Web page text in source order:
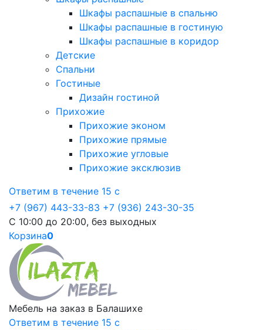
Шкафы распашные в спальню
Шкафы распашные в гостиную
Шкафы распашные в коридор
Детские
Спальни
Гостиные
Дизайн гостиной
Прихожие
Прихожие эконом
Прихожие прямые
Прихожие угловые
Прихожие эксклюзив
Ответим в течение 15 с
+7 (967) 443-33-83 +7 (936) 243-30-35
С 10:00 до 20:00, без выходных
Корзина0
Мебель на заказ в Балашихе
Ответим в течение 15 с